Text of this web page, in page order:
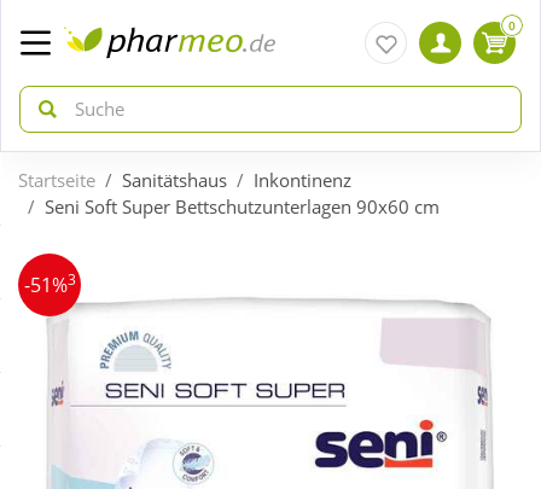
zurück
ÜBERSICHT AKTIONEN
Aktuelle Coupons
Gratis dazu
Neuheiten
zurück
ÜBERSICHT KATEGORIEN
Arzneimittel
Bio & Genuss
Diabetes
0
Startseite Sanitätshaus
Inkontinenz
Seni Soft Super Bettschutzunterlagen 90x60 cm
-51%3